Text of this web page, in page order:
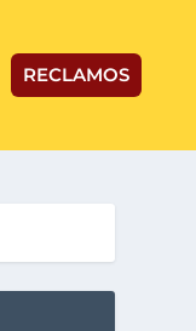
RECLAMOS